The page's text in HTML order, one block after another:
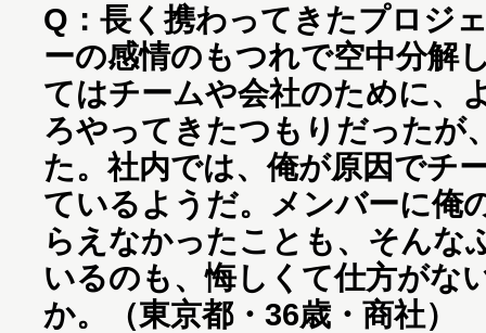
Q：長く携わってきたプロジ
ーの感情のもつれで空中分解
てはチームや会社のために、
ろやってきたつもりだったが
た。社内では、俺が原因でチ
ているようだ。メンバーに俺
らえなかったことも、そんな
いるのも、悔しくて仕方がな
か。（東京都・36歳・商社）